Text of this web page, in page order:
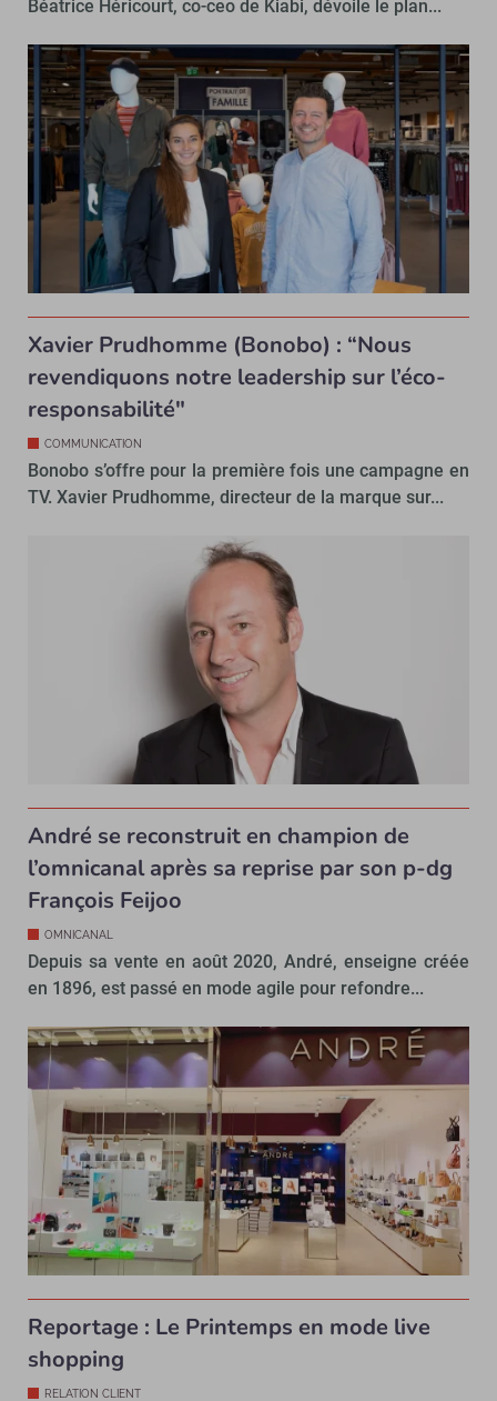
Béatrice Héricourt, co-ceo de Kiabi, dévoile le plan...
Xavier Prudhomme (Bonobo) : “Nous
revendiquons notre leadership sur l’éco-
responsabilité"
COMMUNICATION
Bonobo s’offre pour la première fois une campagne en
TV. Xavier Prudhomme, directeur de la marque sur...
André se reconstruit en champion de
l’omnicanal après sa reprise par son p-dg
François Feijoo
OMNICANAL
Depuis sa vente en août 2020, André, enseigne créée
en 1896, est passé en mode agile pour refondre...
Reportage : Le Printemps en mode live
shopping
RELATION CLIENT